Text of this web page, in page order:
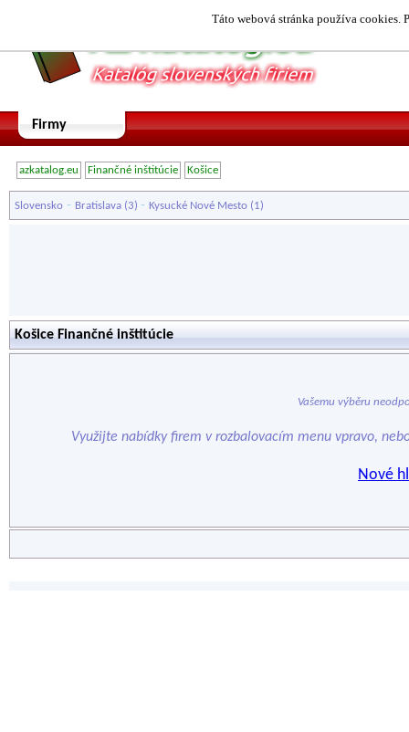
Táto webová stránka používa cookies.
Firmy
azkatalog.eu Finančné inštitúcie Košice
Slovensko - Bratislava (3) - Kysucké Nové Mesto (1)
Košice Finančné inštitúcie
Vašemu výběru
Využijte nabídky firem v rozbalovacím menu vpravo,
Nové